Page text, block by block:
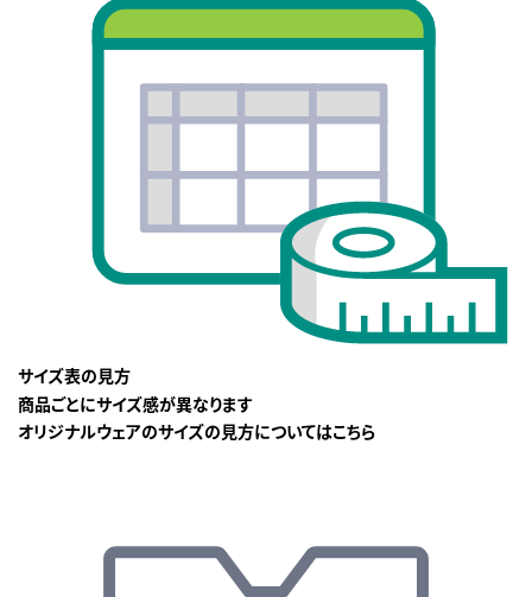
サイズ表の見方
商品ごとにサイズ感が異なります
オリジナルウェアのサイズの見方についてはこちら